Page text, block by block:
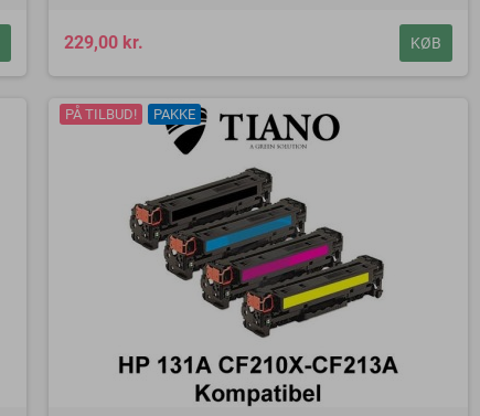
229,00 kr. KØB
PÅ TILBUD! PAKKE